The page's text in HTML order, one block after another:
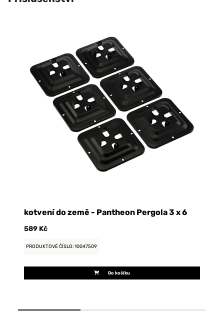
kotvení do země - Pantheon Pergola 3 x 6
589 Kč
PRODUKTOVÉ ČÍSLO: 10047509
Do košíku